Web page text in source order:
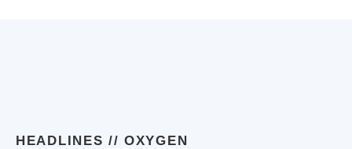
HEADLINES // OXYGEN